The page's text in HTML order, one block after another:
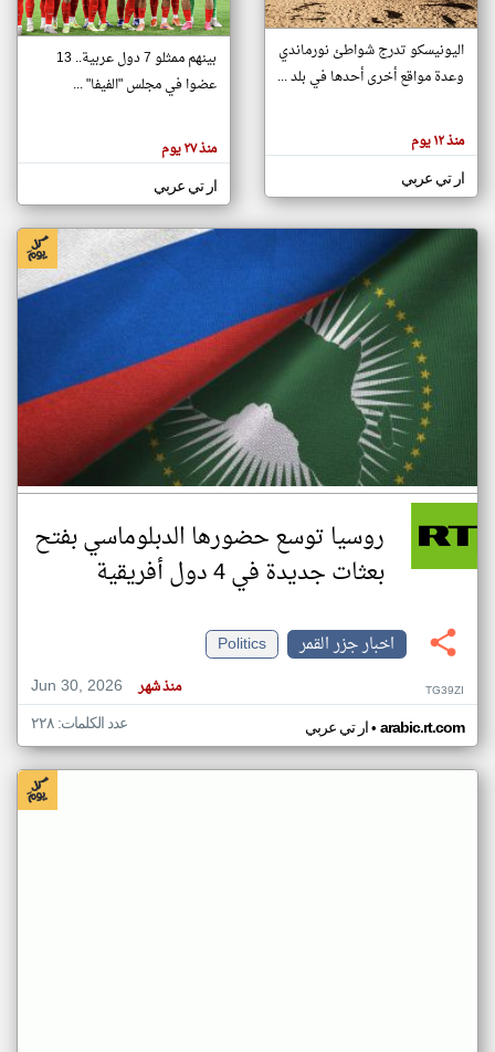
تغيير الدولة
اخبار جزر القمر على مدار الساعة
أهم اخبار جزر القمر العاجلة والمباشرة
هنا عن
وجهة
كاتبيها.
اليونيسكو تدرج شواطئ نورماندي
وعدة مواقع أخرى أحدها في بلد ...
منذ ١٢ يوم
ار تي عربي
بينهم ممثلو 7 دول عربية.. 13
عضوا في مجلس "الفيفا" ...
منذ ٢٧ يوم
ار تي عربي
روسيا توسع حضورها الدبلوماسي بفتح
بعثات جديدة في 4 دول أفريقية
اخبار جزر القمر
Politics
Jun 30, 2026
منذ شهر TG39ZI
ار تي عربي• arabic.rt.com عدد الكلمات: ٢٢٨
klyoum.com